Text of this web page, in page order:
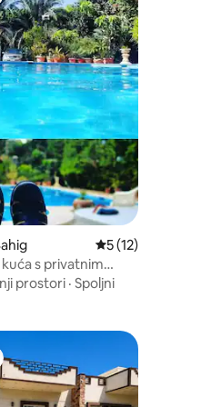
16
Prosečna ocena 5
5 (12)
s privatnim
prostori · Spoljni